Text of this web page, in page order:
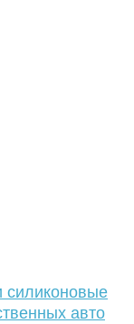
силиконовые
авто